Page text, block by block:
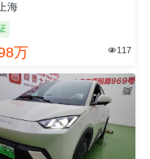
海
万  117